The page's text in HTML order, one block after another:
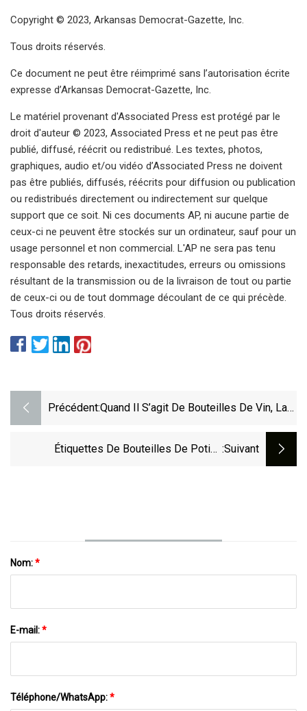
Copyright © 2023, Arkansas Democrat-Gazette, Inc.
Tous droits réservés.
Ce document ne peut être réimprimé sans l’autorisation écrite
expresse d’Arkansas Democrat-Gazette, Inc.
Le matériel provenant d'Associated Press est protégé par le
droit d'auteur © 2023, Associated Press et ne peut pas être
publié, diffusé, réécrit ou redistribué. Les textes, photos,
graphiques, audio et/ou vidéo d’Associated Press ne doivent
pas être publiés, diffusés, réécrits pour diffusion ou publication
ou redistribués directement ou indirectement sur quelque
support que ce soit. Ni ces documents AP, ni aucune partie de
ceux-ci ne peuvent être stockés sur un ordinateur, sauf pour un
usage personnel et non commercial. L'AP ne sera pas tenu
responsable des retards, inexactitudes, erreurs ou omissions
résultant de la transmission ou de la livraison de tout ou partie
de ceux-ci ou de tout dommage découlant de ce qui précède.
Tous droits réservés.
Précédent:Quand Il S’agit De Bouteilles De Vin, La
Étiquettes De Bouteilles De Potion :suivant
Nom:*
E-mail:*
Téléphone/WhatsApp:*